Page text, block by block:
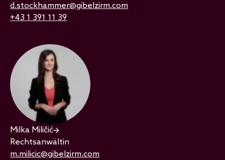
d.stockhammer@gibelzirm.com
+43 1 391 11 39
Milka Miličić
Rechtsanwältin
m.milicic@gibelzirm.com